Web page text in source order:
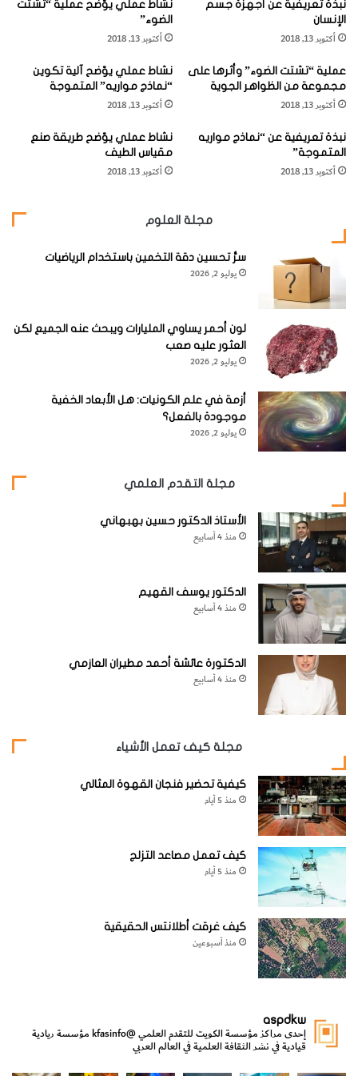
2- ضغ المصاصة في كوب
الماء. استخدم القلم
لتحديد الحد الأقصى الذي
يصل الماء فيه إلى
المصاصة.
3- أخرج المصاصة من
الماء.
4-
أضف مقدار أونصة واحدة (25 غراماً) من الملح إلى الماء وضع
مصاصة الشراب مرة أخرى. إلى أي مدى تصل العلامة التي
حددتها بالقلم فوق سطح الماء الآن؟ أضف المزيد من الملح
وتحقق ثانية.
– الطريقة الثانية
الأدوات التي تحتاجها:
– شراب المابل (شراب الدبس)
– غليسرين
– ماء (ملون بأحد الأصبغة)
– زيت زيتون
– كحول تعقيم
– برغي معدني
– لعبة صغيرة من البلاستيك
– حبة كرز
خطوات العمل:
ا
م
ف
ا
ل
م
ء
ا
ل
ب
ر
ا
ل
ي
ت
"
م
ت
ج
د
ي
أ
ر
د
ن
نبذة تعريفية عن أجهزة جسم
الإنسان
أكتوبر 13, 2018
نشاط عملي يوّضح عملية “تشتت
الضوء”
أكتوبر 13, 2018
عملية “تشتت الضوء” وأثرها على
مجموعة من الظواهر الجوية
أكتوبر 13, 2018
نشاط عملي يوّضح آلية تكوين
“نماذج مواريه” المتموجة
أكتوبر 13, 2018
نبذة تعريفية عن “نماذج مواريه
المتموجة”
أكتوبر 13, 2018
نشاط عملي يوّضح طريقة صنع
مقياس الطيف
أكتوبر 13, 2018
مجلة العلوم
سرُّ تحسين دقة التخمين باستخدام الرياضيات
يوليو 2, 2026
لون أحمر يساوي المليارات ويبحث عنه الجميع لكن
العثور عليه صعب
يوليو 2, 2026
أزمة في علم الكونيات: هل الأبعاد الخفية
موجودة بالفعل؟
يوليو 2, 2026
مجلة التقدم العلمي
الأستاذ الدكتور حسين بهبهاني
منذ 4 أسابيع
الدكتور يوسف القهيم
منذ 4 أسابيع
الدكتورة عائشة أحمد مطيران العازمي
منذ 4 أسابيع
مجلة كيف تعمل الأشياء
كيفية تحضير فنجان القهوة المثالي
منذ 5 أيام
كيف تعمل مصاعد التزلج
منذ 5 أيام
كيف غرقت أطلانتس الحقيقية
منذ أسبوعين
aspdkw
إحدى مراكز مؤسسة الكويت للتقدم العلمي@kfasinfo مؤسسة ريادية
قيادية في نشر الثقافة العلمية في العالم العربي